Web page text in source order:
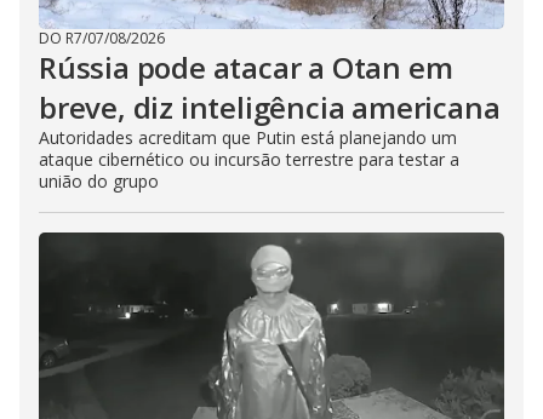
DO R7/07/08/2026
Rússia pode atacar a Otan em
breve, diz inteligência americana
Autoridades acreditam que Putin está planejando um
ataque cibernético ou incursão terrestre para testar a
união do grupo